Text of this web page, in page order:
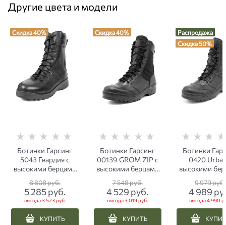
Другие цвета и модели
Скидка 40%
Ботинки Гарсинг
5043 Гвардия с
высокими берцами
8 808 руб.
5 285 руб.
выгода3 523 руб.
КУПИТЬ
Скидка 40%
Ботинки Гарсинг
00139 GROM ZIP с
высокими берцами
7 548 руб.
4 529 руб.
выгода3 019 руб.
КУПИТЬ
Распродажа
Скидка 50%
Ботинки
0420
высокими
9 979 руб.
4 989
выгода4 990